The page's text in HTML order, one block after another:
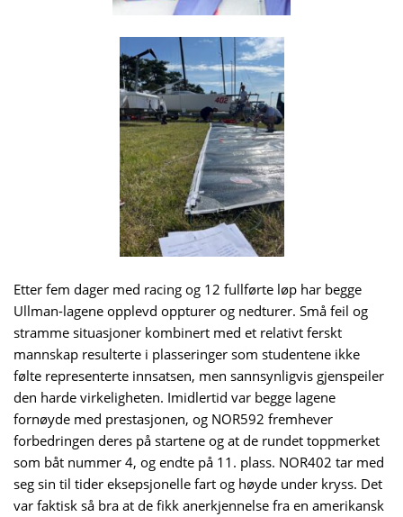
Etter fem dager med racing og 12 fullførte løp har begge
Ullman-lagene opplevd oppturer og nedturer. Små feil og
stramme situasjoner kombinert med et relativt ferskt
mannskap resulterte i plasseringer som studentene ikke
følte representerte innsatsen, men sannsynligvis gjenspeiler
den harde virkeligheten. Imidlertid var begge lagene
fornøyde med prestasjonen, og NOR592 fremhever
forbedringen deres på startene og at de rundet toppmerket
som båt nummer 4, og endte på 11. plass. NOR402 tar med
seg sin til tider eksepsjonelle fart og høyde under kryss. Det
var faktisk så bra at de fikk anerkjennelse fra en amerikansk